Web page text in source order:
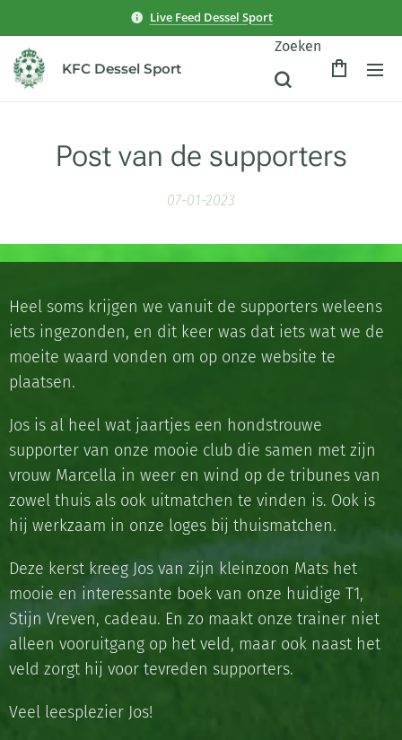
Live Feed Dessel Sport
KFC Dessel Sport
Zoeken
Post van de supporters
07-01-2023
Heel soms krijgen we vanuit de supporters weleens
iets ingezonden, en dit keer was dat iets wat we de
moeite waard vonden om op onze website te
plaatsen.
Jos is al heel wat jaartjes een hondstrouwe
supporter van onze mooie club die samen met zijn
vrouw Marcella in weer en wind op de tribunes van
zowel thuis als ook uitmatchen te vinden is. Ook is
hij werkzaam in onze loges bij thuismatchen.
Deze kerst kreeg Jos van zijn kleinzoon Mats het
mooie en interessante boek van onze huidige T1,
Stijn Vreven, cadeau. En zo maakt onze trainer niet
alleen vooruitgang op het veld, maar ook naast het
veld zorgt hij voor tevreden supporters.
Veel leesplezier Jos!